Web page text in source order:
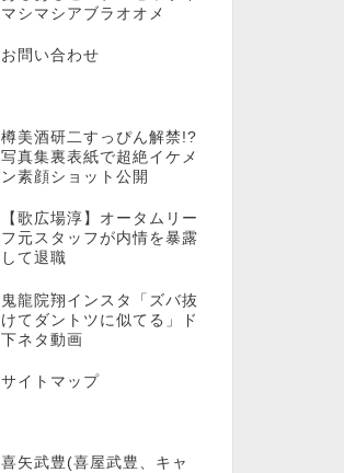
マシマシアブラオオメ
お問い合わせ
樽美酒研二すっぴん解禁!?
写真集裏表紙で超絶イケメ
ン素顔ショット公開
【歌広場淳】オータムリー
フ元スタッフが内情を暴露
して退職
鬼龍院翔インスタ「ズバ抜
けてダントツに似てる」ド
下ネタ動画
サイトマップ
喜矢武豊(喜屋武豊、キャ